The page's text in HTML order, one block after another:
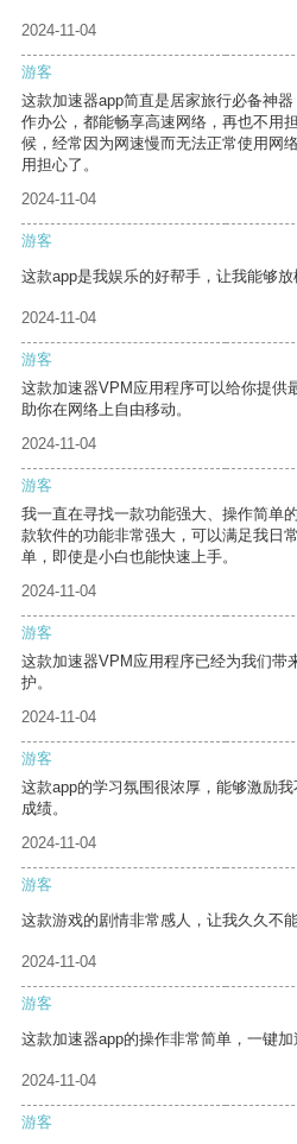
2024-11-04
游客
这款加速器app简直是居家旅行必备神
作办公，都能畅享高速网络，再也不用
候，经常因为网速慢而无法正常使用网
用担心了。
2024-11-04
游客
这款app是我娱乐的好帮手，让我能够放
2024-11-04
游客
这款加速器VPM应用程序可以给你提供
助你在网络上自由移动。
2024-11-04
游客
我一直在寻找一款功能强大、操作简单
款软件的功能非常强大，可以满足我日
单，即使是小白也能快速上手。
2024-11-04
游客
这款加速器VPM应用程序已经为我们带
护。
2024-11-04
游客
这款app的学习氛围很浓厚，能够激励
成绩。
2024-11-04
游客
这款游戏的剧情非常感人，让我久久不能
2024-11-04
游客
这款加速器app的操作非常简单，一键加
2024-11-04
游客